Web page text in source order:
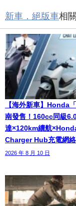
新車．絕版車相
【海外新車】Honda
南發售！160cc同級
達×120km續航
Charger Hub充電網絡
2026 年 8 月 10 日